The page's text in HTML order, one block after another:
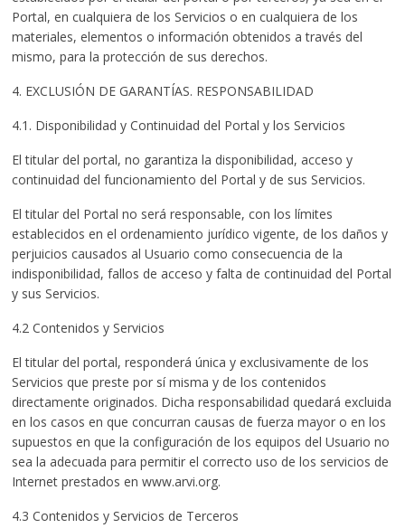
Portal, en cualquiera de los Servicios o en cualquiera de los
materiales, elementos o información obtenidos a través del
mismo, para la protección de sus derechos.
4. EXCLUSIÓN DE GARANTÍAS. RESPONSABILIDAD
4.1. Disponibilidad y Continuidad del Portal y los Servicios
El titular del portal, no garantiza la disponibilidad, acceso y
continuidad del funcionamiento del Portal y de sus Servicios.
El titular del Portal no será responsable, con los límites
establecidos en el ordenamiento jurídico vigente, de los daños y
perjuicios causados al Usuario como consecuencia de la
indisponibilidad, fallos de acceso y falta de continuidad del Portal
y sus Servicios.
4.2 Contenidos y Servicios
El titular del portal, responderá única y exclusivamente de los
Servicios que preste por sí misma y de los contenidos
directamente originados. Dicha responsabilidad quedará excluida
en los casos en que concurran causas de fuerza mayor o en los
supuestos en que la configuración de los equipos del Usuario no
sea la adecuada para permitir el correcto uso de los servicios de
Internet prestados en www.arvi.org.
4.3 Contenidos y Servicios de Terceros